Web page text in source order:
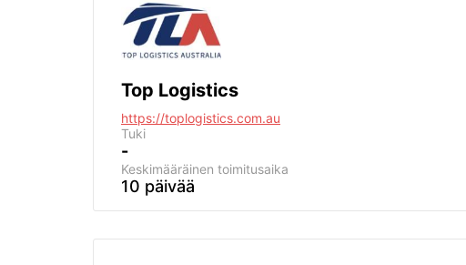
Top Logistics
https://toplogistics.com.au
Tuki
-
Keskimääräinen toimitusaika
10 päivää